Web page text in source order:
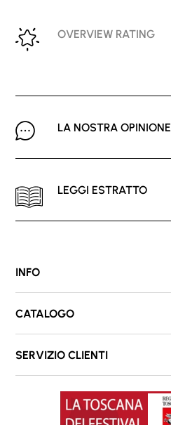
OVERVIEW RATING
LA NOSTRA OPINIONE
LEGGI ESTRATTO
INFO
CATALOGO
SERVIZIO CLIENTI